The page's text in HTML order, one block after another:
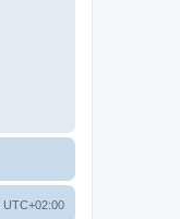
UTC+02:00